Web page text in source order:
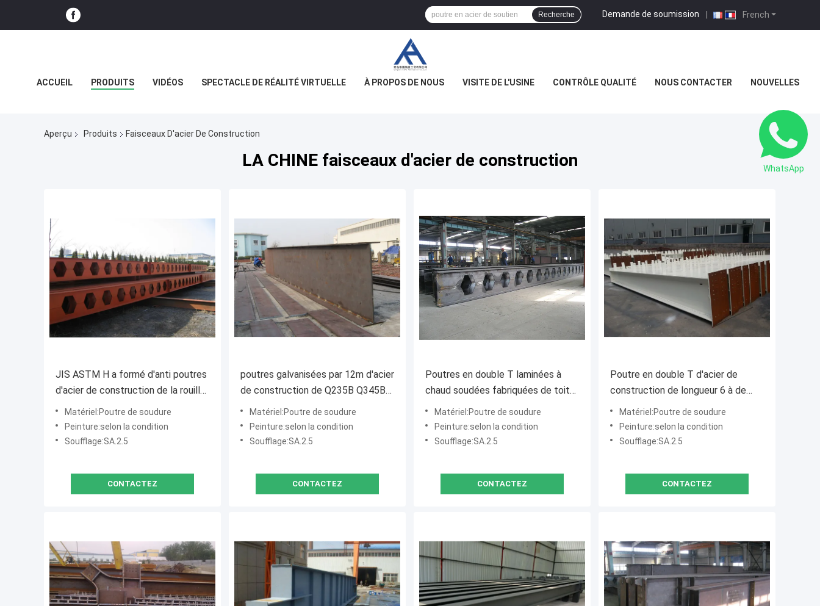
French
Demande de soumission |
Recherche
ACCUEIL PRODUITS VIDÉOS SPECTACLE DE RÉALITÉ VIRTUELLE À PROPOS DE NOUS VISITE DE L'USINE CONTRÔLE QUALITÉ NOUS CONTACTER NOUVELLES
Aperçu Produits Faisceaux D'acier De Construction
LA CHINE faisceaux d'acier de construction
JIS ASTM H a formé d'anti poutres
d'acier de construction de la rouille
12mMatériel:Poutre de soudure
Peinture:selon la condition
Soufflage:SA.2.5
CONTACTEZ
poutres galvanisées par 12m d'acier
de construction de Q235B Q345B
Sa2.5
Matériel:Poutre de soudure
Peinture:selon la condition
Soufflage:SA.2.5
CONTACTEZ
Poutres en double T laminées à
chaud soudées fabriquées de toit
de peigne de miel de construction
d'acier de perfection lourde de
matériaux de construction
Matériel:Poutre de soudure
Peinture:selon la condition
Soufflage:SA.2.5
CONTACTEZ
Poutre en double T d'acier de
construction de longueur 6 à de
12m, poutre en acier universelle de
soutien
Matériel:Poutre de soudure
Peinture:selon la condition
Soufflage:SA.2.5
CONTACTEZ
WhatsApp